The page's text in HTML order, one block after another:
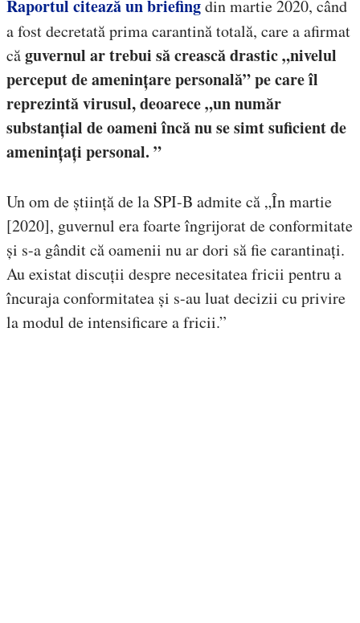
Raportul citează un briefingdin martie 2020, când
a fost decretată prima carantină totală, care a afirmat
căguvernul ar trebui să crească drastic „nivelul
perceput de amenințare personală” pe care îl
reprezintă virusul, deoarece „un număr
substanțial de oameni încă nu se simt suficient de
amenințați personal. ”
Un om de știință de la SPI-B admite că „În martie
[2020], guvernul era foarte îngrijorat de conformitate
și s-a gândit că oamenii nu ar dori să fie carantinați.
Au existat discuții despre necesitatea fricii pentru a
încuraja conformitatea și s-au luat decizii cu privire
la modul de intensificare a fricii.”